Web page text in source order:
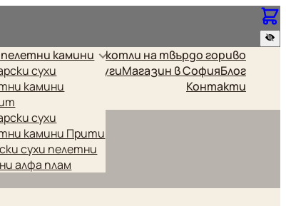
камини
сухи
камини
сухи
камини Прити
сухи пелетни
алфа плам
котли на твърдо гориво
ДругиМагазин в СофияБлог
Контакти